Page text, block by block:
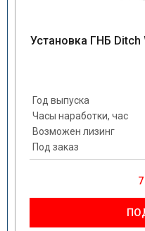
Установка ГНБ Ditch
Год выпуска
Часы наработки, час
Возможен лизинг
Под заказ